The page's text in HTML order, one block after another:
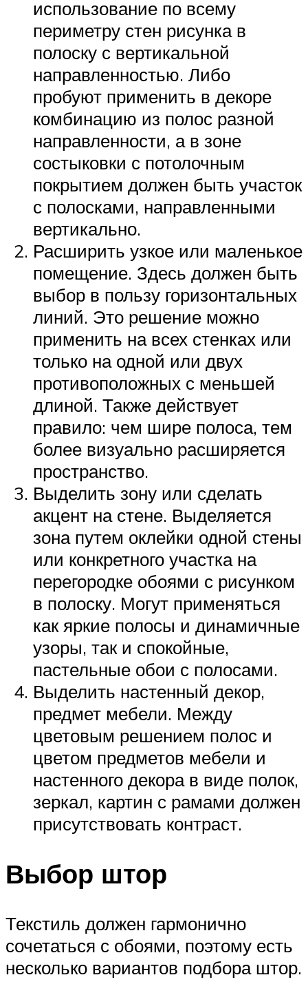
использование по всему
периметру стен рисунка в
полоску с вертикальной
направленностью. Либо
пробуют применить в декоре
комбинацию из полос разной
направленности, а в зоне
состыковки с потолочным
покрытием должен быть участок
с полосками, направленными
вертикально.
Расширить узкое или маленькое
помещение. Здесь должен быть
выбор в пользу горизонтальных
линий. Это решение можно
применить на всех стенках или
только на одной или двух
противоположных с меньшей
длиной. Также действует
правило: чем шире полоса, тем
более визуально расширяется
пространство.
Выделить зону или сделать
акцент на стене. Выделяется
зона путем оклейки одной стены
или конкретного участка на
перегородке обоями с рисунком
в полоску. Могут применяться
как яркие полосы и динамичные
узоры, так и спокойные,
пастельные обои с полосами.
Выделить настенный декор,
предмет мебели. Между
цветовым решением полос и
цветом предметов мебели и
настенного декора в виде полок,
зеркал, картин с рамами должен
присутствовать контраст.
Выбор штор
Текстиль должен гармонично
сочетаться с обоями, поэтому есть
несколько вариантов подбора штор.